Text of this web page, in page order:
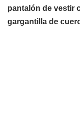
pantalón de vestir
gargantilla de